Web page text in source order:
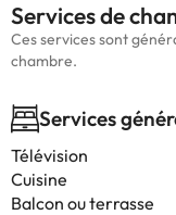
Services de
Ces services sont
chambre.
Services
Télévision
Cuisine
Balcon ou terrasse